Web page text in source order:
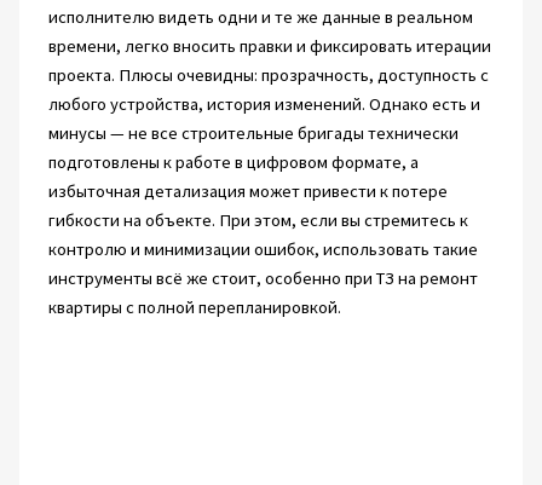
исполнителю видеть одни и те же данные в реальном
времени, легко вносить правки и фиксировать итерации
проекта. Плюсы очевидны: прозрачность, доступность с
любого устройства, история изменений. Однако есть и
минусы — не все строительные бригады технически
подготовлены к работе в цифровом формате, а
избыточная детализация может привести к потере
гибкости на объекте. При этом, если вы стремитесь к
контролю и минимизации ошибок, использовать такие
инструменты всё же стоит, особенно при ТЗ на ремонт
квартиры с полной перепланировкой.